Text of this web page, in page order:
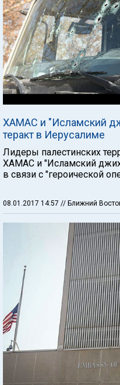
ХАМАС и "Исламский
теракт в Иерусалиме
Лидеры палестинских
ХАМАС и "Исламский
в связи с "героической
08.01.2017 14:57 // Ближний